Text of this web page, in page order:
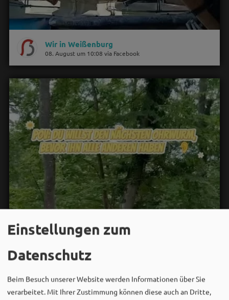
Wir in Weißenburg
08. August um 10:08 via Facebook
Einstellungen zum
Datenschutz
Beim Besuch unserer Website werden Informationen über Sie
verarbeitet. Mit Ihrer Zustimmung können diese auch an Dritte,